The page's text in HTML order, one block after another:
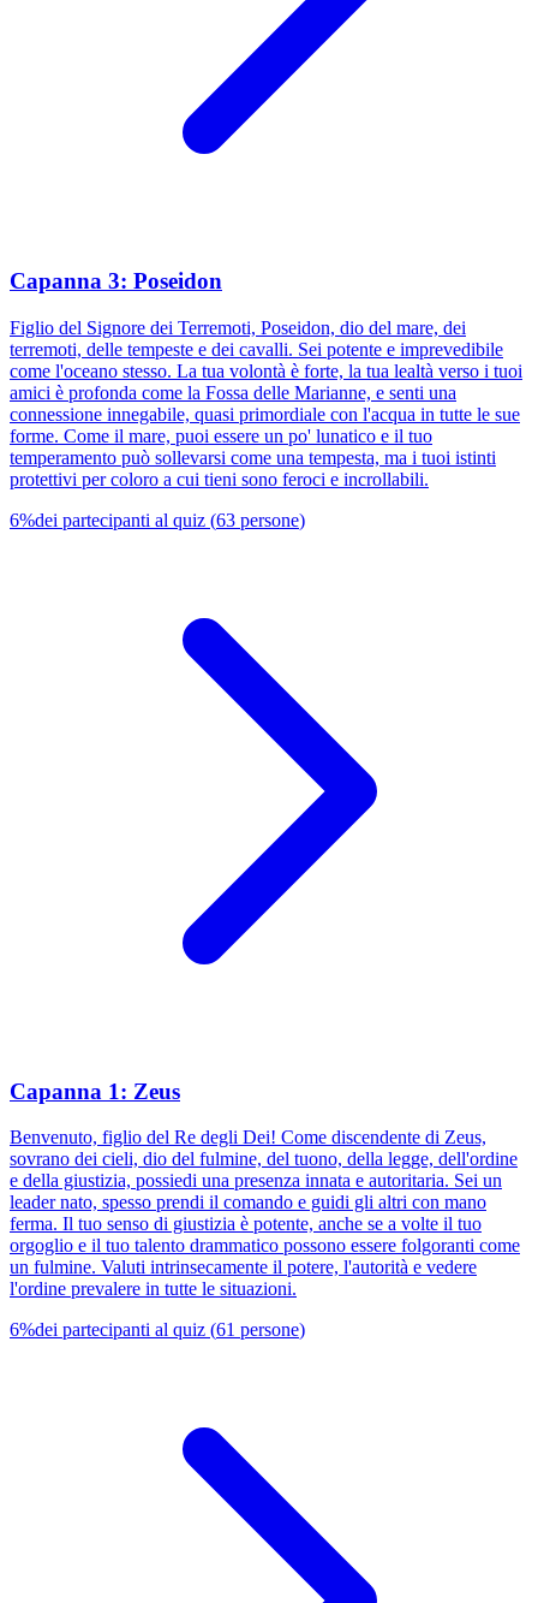
Capanna 3: Poseidon
Figlio del Signore dei Terremoti, Poseidon, dio del mare, dei
terremoti, delle tempeste e dei cavalli. Sei potente e imprevedibile
come l'oceano stesso. La tua volontà è forte, la tua lealtà verso i tuoi
amici è profonda come la Fossa delle Marianne, e senti una
connessione innegabile, quasi primordiale con l'acqua in tutte le sue
forme. Come il mare, puoi essere un po' lunatico e il tuo
temperamento può sollevarsi come una tempesta, ma i tuoi istinti
protettivi per coloro a cui tieni sono feroci e incrollabili.
6%dei partecipanti al quiz (63 persone)
Capanna 1: Zeus
Benvenuto, figlio del Re degli Dei! Come discendente di Zeus,
sovrano dei cieli, dio del fulmine, del tuono, della legge, dell'ordine
e della giustizia, possiedi una presenza innata e autoritaria. Sei un
leader nato, spesso prendi il comando e guidi gli altri con mano
ferma. Il tuo senso di giustizia è potente, anche se a volte il tuo
orgoglio e il tuo talento drammatico possono essere folgoranti come
un fulmine. Valuti intrinsecamente il potere, l'autorità e vedere
l'ordine prevalere in tutte le situazioni.
6%dei partecipanti al quiz (61 persone)